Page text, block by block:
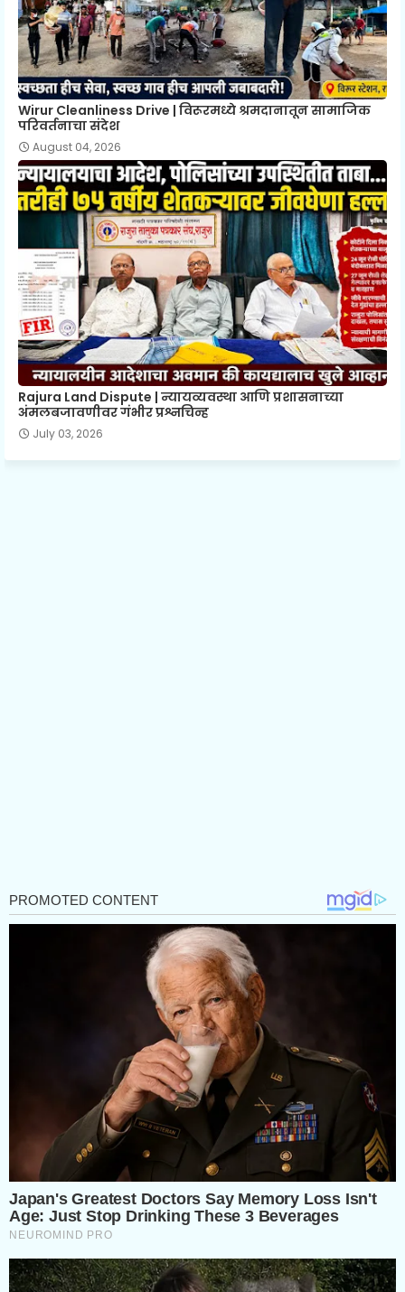
Wirur Cleanliness Drive | विरूरमध्ये श्रमदानातून सामाजिक
परिवर्तनाचा संदेश
August 04, 2026
Rajura Land Dispute | न्यायव्यवस्था आणि प्रशासनाच्या
अंमलबजावणीवर गंभीर प्रश्नचिन्ह
July 03, 2026